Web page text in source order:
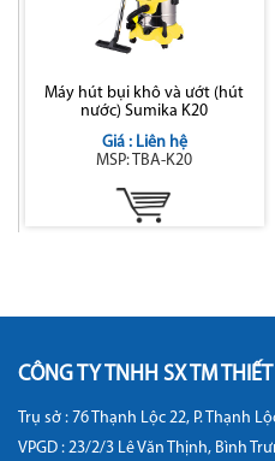
Máy hút bụi khô và ướt (hút
nước) Sumika K20
Giá : Liên hệ
MSP: TBA-K20
CÔNG TY TNHH SX TM
Trụ sở : 76 Thạnh Lộc 22, P. Thạnh
VPGD : 23/2/3 Lê Văn Thịnh, Bình